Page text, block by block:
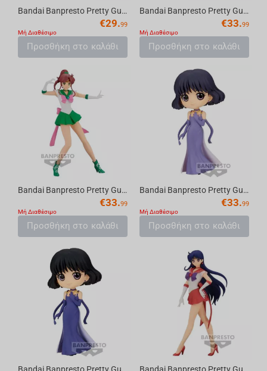
Bandai Banpresto Pretty Guardian Sailor Moon Cosmos the Movie - Q posket-Eternal Sail...
€29.99
Μή Διαθέσιμο
Προσθήκη στο καλάθι
Bandai Banpresto Pretty Guardian Sailor Moon Eternal the Movie - Glitter & Glamours -...
€33.99
Μή Διαθέσιμο
Προσθήκη στο καλάθι
Bandai Banpresto Pretty Guardian Sailor Moon Eternal the Movie - Glitter & Glamours -...
€33.99
Μή Διαθέσιμο
Προσθήκη στο καλάθι
Bandai Banpresto Pretty Guardian Sailor Moon Eternal the Movie - Q posket-Princess Sa...
€33.99
Μή Διαθέσιμο
Προσθήκη στο καλάθι
Bandai Banpresto Pretty Guardian Sailor Moon Eternal the Movie - Q posket-Princess Sa... Bandai Banpresto Pretty Guardian Sailor Moon Eternal the Movie - Glitter & Glamours -...